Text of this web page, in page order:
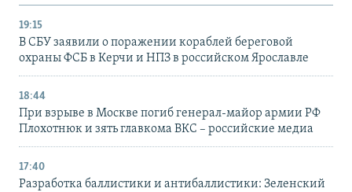
19:15
В СБУ заявили о поражении кораблей береговой
охраны ФСБ в Керчи и НПЗ в российском Ярославле
18:44
При взрыве в Москве погиб генерал-майор армии РФ
Плохотнюк и зять главкома ВКС – российские медиа
17:40
Разработка баллистики и антибаллистики: Зеленский